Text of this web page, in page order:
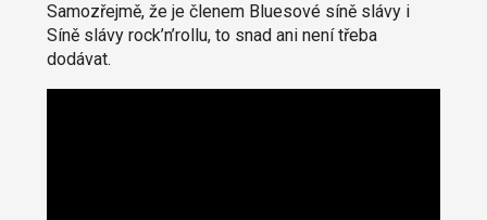
Samozřejmě, že je členem Bluesové síně slávy i
Síně slávy rock’n’rollu, to snad ani není třeba
dodávat.